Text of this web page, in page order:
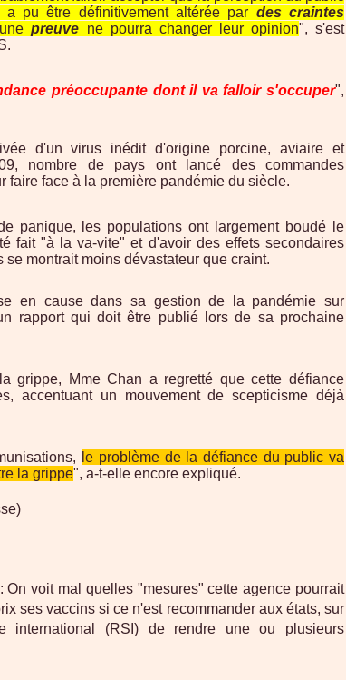
pu être définitivement altérée par des craintes
preuve ne pourra changer leur opinion", s'est
préoccupante dont il va falloir s'occuper",
d'un virus inédit d'origine porcine, aviaire et
nombre de pays ont lancé des commandes
faire face à la première pandémie du siècle.
panique, les populations ont largement boudé le
fait "à la va-vite" et d'avoir des effets secondaires
montrait moins dévastateur que craint.
en cause dans sa gestion de la pandémie sur
rapport qui doit être publié lors de sa prochaine
grippe, Mme Chan a regretté que cette défiance
accentuant un mouvement de scepticisme déjà
le problème de la défiance du public va
la grippe", a-t-elle encore expliqué.
: On voit mal quelles "mesures" cette agence pourrait
ses vaccins si ce n'est recommander aux états, sur
international (RSI) de rendre une ou plusieurs